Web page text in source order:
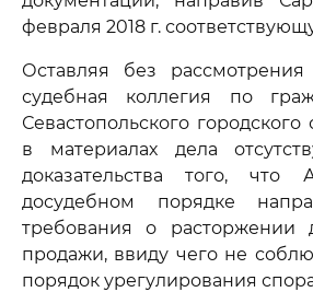
февраля 2018 г.
Оставляя без
судебная коллегия по
Севастопольского городского
в материалах дела
доказательства того,
досудебном порядке
требования о расторжении
продажи, ввиду чего не
порядок урегулирования